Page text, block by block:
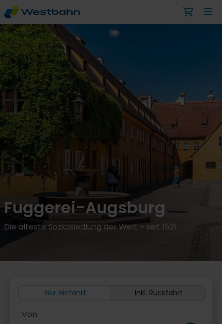
Fuggerei-Augsburg
Die älteste Sozialsiedlung der Welt – seit 1521
Nur Hinfahrt Inkl. Rückfahrt
Von